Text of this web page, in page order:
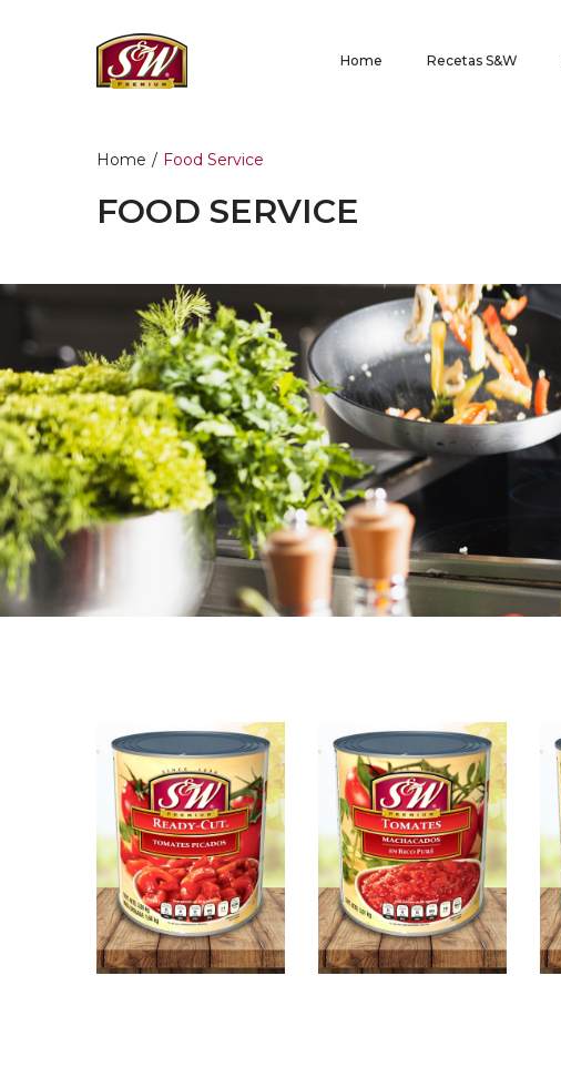
Home Recetas S&W
Home / Food Service
FOOD SERVICE
Tomates
Picados 3 kg
Tomates
Machacados
3 kg